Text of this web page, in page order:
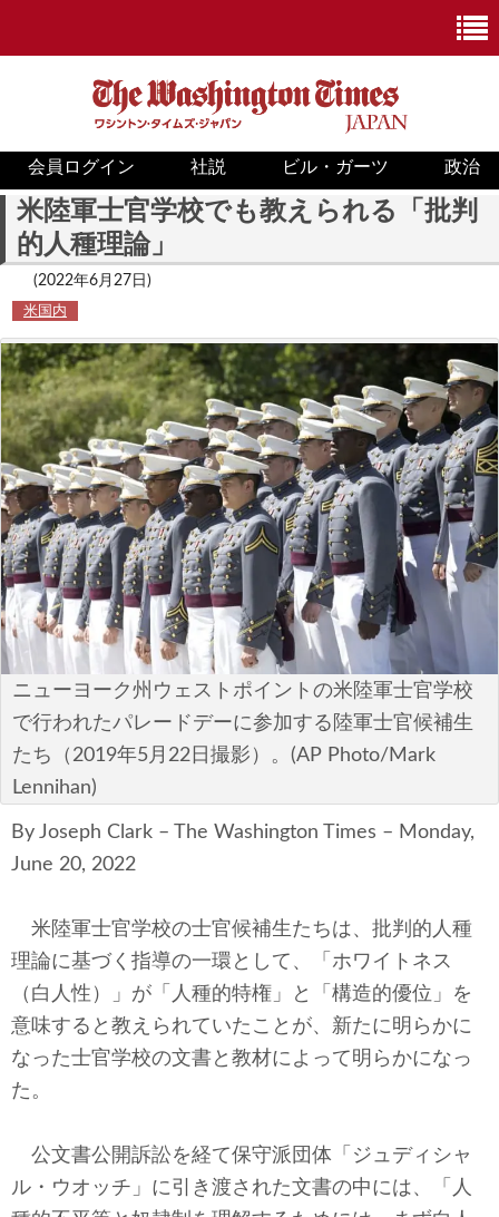
ニュース
政治
COVID-19
米国内
国際
安全保障
ビジネス・経済
カルチャー
ポリシー
税制・予算
エネルギー・環境
サイバーセキュリティ―
国境・移民政策
テクノロジー
コメンタリー
ビル・ガーツ
会員ログイン 社説 ビル・ガーツ 政治
米陸軍士官学校でも教えられる「批判
的人種理論」
(2022年6月27日)
米国内
ニューヨーク州ウェストポイントの米陸軍士官学校
で行われたパレードデーに参加する陸軍士官候補生
たち（2019年5月22日撮影）。(AP Photo/Mark
Lennihan)
By Joseph Clark – The Washington Times – Monday,
June 20, 2022
米陸軍士官学校の士官候補生たちは、批判的人種
理論に基づく指導の一環として、「ホワイトネス
（白人性）」が「人種的特権」と「構造的優位」を
意味すると教えられていたことが、新たに明らかに
なった士官学校の文書と教材によって明らかになっ
た。
公文書公開訴訟を経て保守派団体「ジュディシャ
ル・ウオッチ」に引き渡された文書の中には、「人